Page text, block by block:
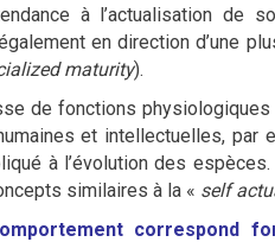
à l’actualisation de
en direction d’une
maturity).
de fonctions
et intellectuelles,
à l’évolution des
similaires à la « self
correspond